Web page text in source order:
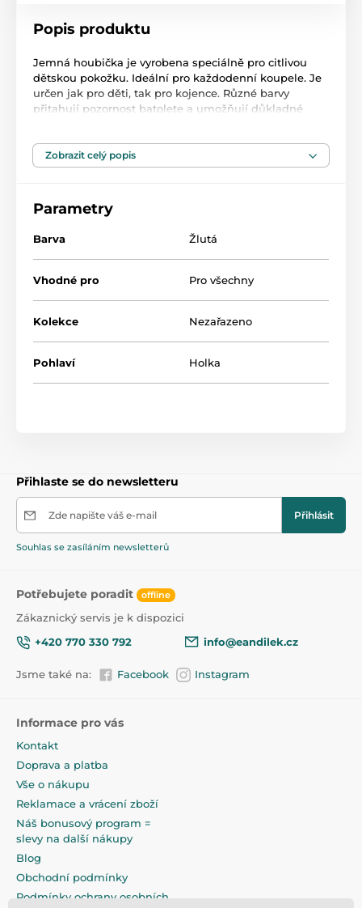
Popis produktu
Jemná houbička je vyrobena speciálně pro citlivou
dětskou pokožku. Ideální pro každodenní koupele. Je
určen jak pro děti, tak pro kojence. Různé barvy
přitahují pozornost batolete a umožňují důkladné
Produkt je zařazen v kategoriích
Zobrazit celý popis
Parametry
Barva Žlutá
Vhodné pro Pro všechny
Kolekce Nezařazeno
Pohlaví Holka
Přihlaste se do newsletteru
Zde napište váš e-mail Přihlásit
Souhlas se zasíláním newsletterů
Potřebujete poradit offline
Zákaznický servis je k dispozici
+420 770 330 792
info@eandilek.cz
Jsme také na: Facebook Instagram
Informace pro vás
Kontakt
Doprava a platba
Vše o nákupu
Reklamace a vrácení zboží
Náš bonusový program =
slevy na další nákupy
Blog
Obchodní podmínky
Podmínky ochrany osobních